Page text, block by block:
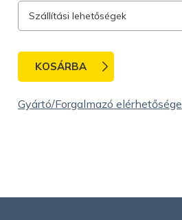
Szállítási lehetőségek
KOSÁRBA
Gyártó/Forgalmazó elérhetősége